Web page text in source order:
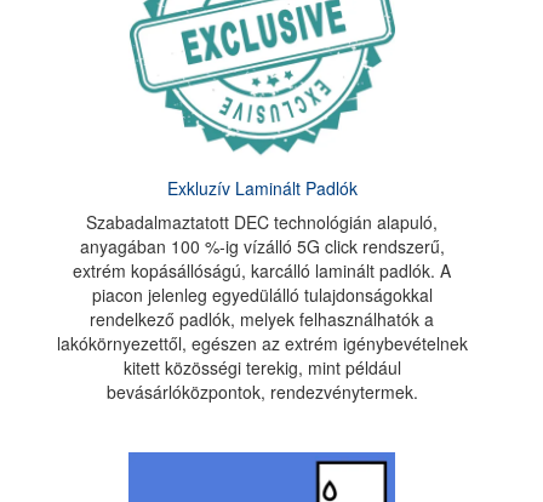
Exkluzív Laminált Padlók
Szabadalmaztatott DEC technológián alapuló,
anyagában 100 %-ig vízálló 5G click rendszerű,
extrém kopásállóságú, karcálló laminált padlók. A
piacon jelenleg egyedülálló tulajdonságokkal
rendelkező padlók, melyek felhasználhatók a
lakókörnyezettől, egészen az extrém igénybevételnek
kitett közösségi terekig, mint például
bevásárlóközpontok, rendezvénytermek.